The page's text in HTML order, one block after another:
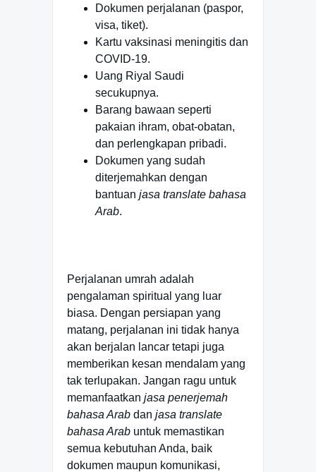
Dokumen perjalanan (paspor,
visa, tiket).
Kartu vaksinasi meningitis dan
COVID-19.
Uang Riyal Saudi
secukupnya.
Barang bawaan seperti
pakaian ihram, obat-obatan,
dan perlengkapan pribadi.
Dokumen yang sudah
diterjemahkan dengan
bantuan jasa translate bahasa
Arab.
Perjalanan umrah adalah
pengalaman spiritual yang luar
biasa. Dengan persiapan yang
matang, perjalanan ini tidak hanya
akan berjalan lancar tetapi juga
memberikan kesan mendalam yang
tak terlupakan. Jangan ragu untuk
memanfaatkan jasa penerjemah
bahasa Arab dan jasa translate
bahasa Arab untuk memastikan
semua kebutuhan Anda, baik
dokumen maupun komunikasi,